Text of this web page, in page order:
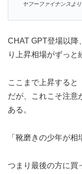
ヤフーファイナンスよ
CHAT GPT登場以降
り上昇相場がずっと
ここまで上昇すると
だが、これこそ注意
ある。
「靴磨きの少年が
つまり最後の方に買